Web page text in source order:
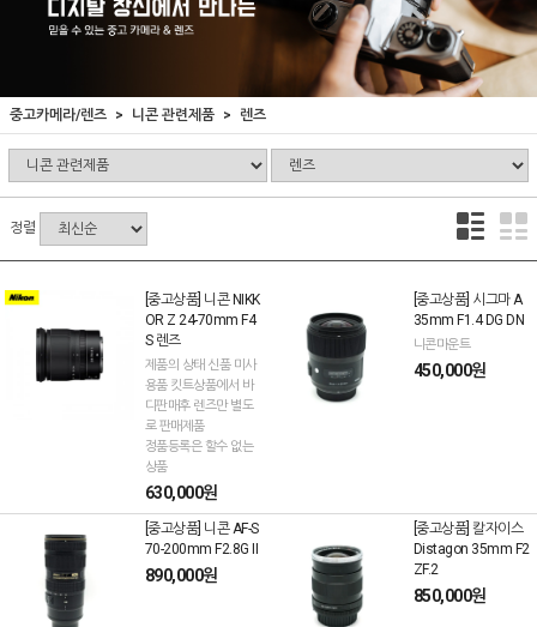
중고카메라/렌즈 니콘 관련제품 렌즈
정렬
[중고상품] 니콘 NIKK
OR Z 24-70mm F4
S 렌즈
제품의 상태 신품 미사
용품 킷트상품에서 바
디판매후 렌즈만 별도
로 판매제품
정품등록은 할수 없는
상품
630,000원
[중고상품] 시그마 A
35mm F1.4 DG DN
니콘마운트
450,000원
[중고상품] 니콘 AF-S
70-200mm F2.8G II
890,000원
[중고상품] 칼자이스
Distagon 35mm F2
ZF.2
850,000원